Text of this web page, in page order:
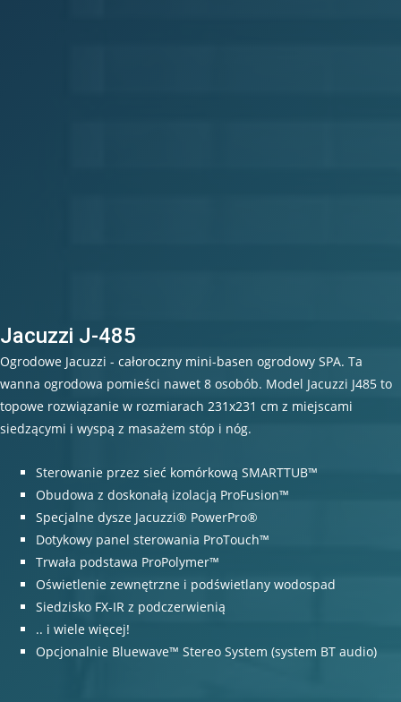
Jacuzzi J-485
Ogrodowe Jacuzzi - całoroczny mini-basen ogrodowy SPA. Ta
wanna ogrodowa pomieści nawet 8 osobób. Model Jacuzzi J485 to
topowe rozwiązanie w rozmiarach 231x231 cm z miejscami
siedzącymi i wyspą z masażem stóp i nóg.
Sterowanie przez sieć komórkową SMARTTUB™
Obudowa z doskonałą izolacją ProFusion™
Specjalne dysze Jacuzzi® PowerPro®
Dotykowy panel sterowania ProTouch™
Trwała podstawa ProPolymer™
Oświetlenie zewnętrzne i podświetlany wodospad
Siedzisko FX-IR z podczerwienią
.. i wiele więcej!
Opcjonalnie Bluewave™ Stereo System (system BT audio)